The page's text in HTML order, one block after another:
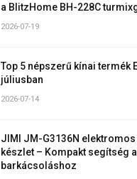
a BlitzHome BH-228C
2026-07-19
Top 5 népszerű kínai termék
júliusban
2026-07-14
JIMI JM-G3136N
készlet – Kompakt segítség
barkácsoláshoz